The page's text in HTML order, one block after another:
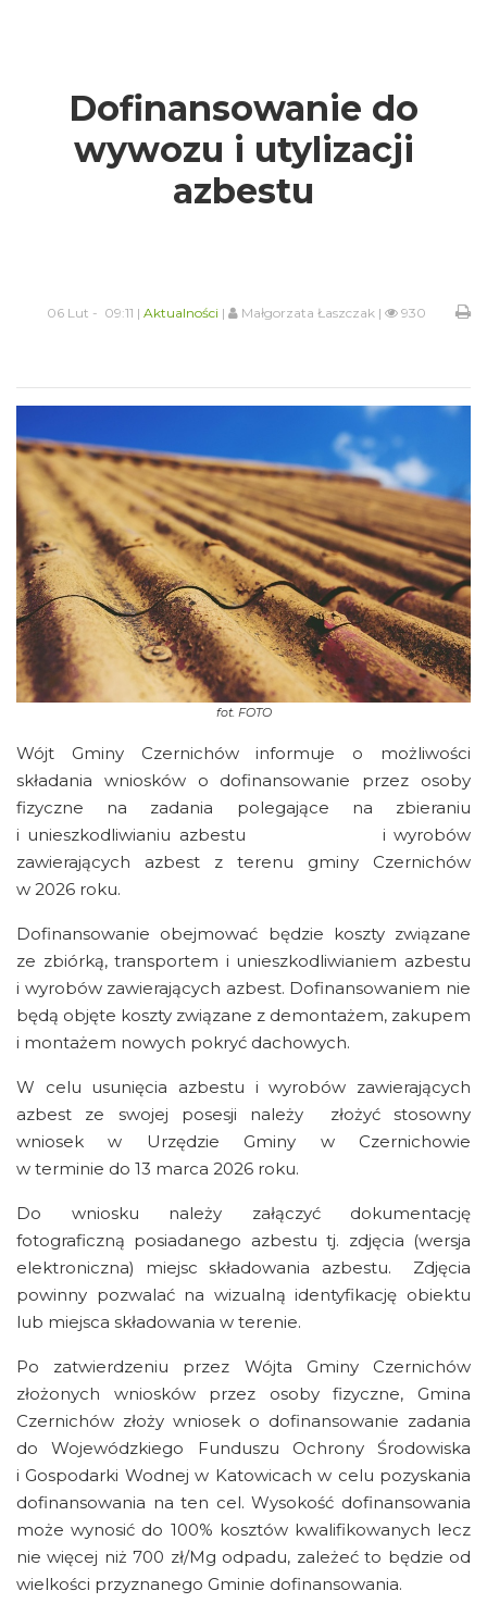
Dofinansowanie do
wywozu i utylizacji
azbestu
06 Lut - 09:11 | Aktualności | Małgorzata Łaszczak | 930
fot.FOTO
Wójt Gminy Czernichów informuje o możliwości
składania wniosków o dofinansowanie przez osoby
fizyczne na zadania polegające na zbieraniu
i unieszkodliwianiu azbestu i wyrobów
zawierających azbest z terenu gminy Czernichów
w 2026 roku.
Dofinansowanie obejmować będzie koszty związane
ze zbiórką, transportem i unieszkodliwianiem azbestu
i wyrobów zawierających azbest. Dofinansowaniem nie
będą objęte koszty związane z demontażem, zakupem
i montażem nowych pokryć dachowych.
W celu usunięcia azbestu i wyrobów zawierających
azbest ze swojej posesji należy złożyć stosowny
wniosek w Urzędzie Gminy w Czernichowie
w terminie do 13 marca 2026 roku.
Do wniosku należy załączyć dokumentację
fotograficzną posiadanego azbestu tj. zdjęcia (wersja
elektroniczna) miejsc składowania azbestu. Zdjęcia
powinny pozwalać na wizualną identyfikację obiektu
lub miejsca składowania w terenie.
Po zatwierdzeniu przez Wójta Gminy Czernichów
złożonych wniosków przez osoby fizyczne, Gmina
Czernichów złoży wniosek o dofinansowanie zadania
do Wojewódzkiego Funduszu Ochrony Środowiska
i Gospodarki Wodnej w Katowicach w celu pozyskania
dofinansowania na ten cel. Wysokość dofinansowania
może wynosić do 100% kosztów kwalifikowanych lecz
nie więcej niż 700 zł/Mg odpadu, zależeć to będzie od
wielkości przyznanego Gminie dofinansowania.